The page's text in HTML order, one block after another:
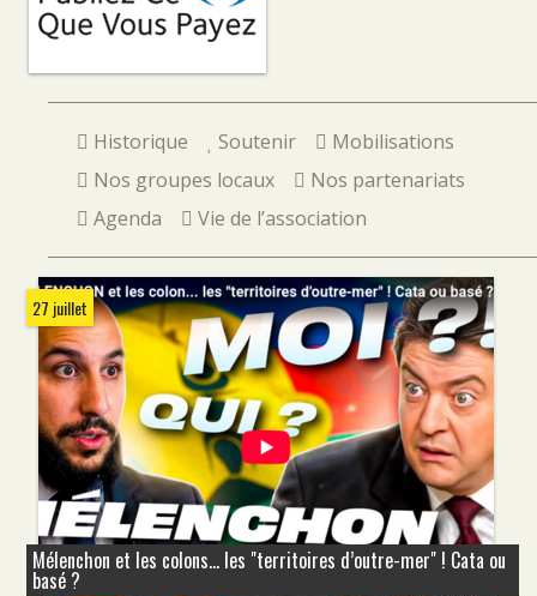
Historique Soutenir
Mobilisations
Nos groupes locaux
Nos partenariats
Agenda
Vie de l’association
27 juillet
Mélenchon et les colons... les "territoires d’outre-mer" ! Cata ou
basé ?